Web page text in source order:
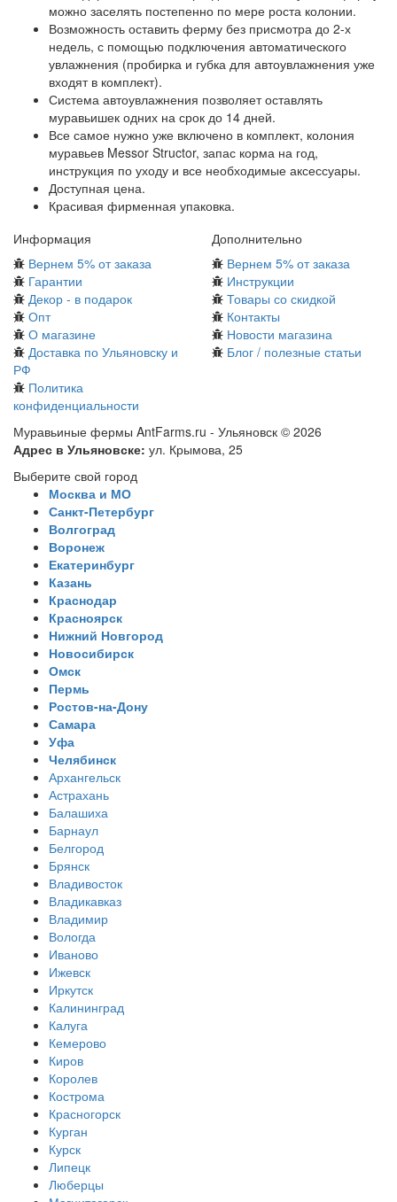
можно заселять постепенно по мере роста колонии.
Возможность оставить ферму без присмотра до 2-х
недель, с помощью подключения автоматического
увлажнения (пробирка и губка для автоувлажнения уже
входят в комплект).
Система автоувлажнения позволяет оставлять
муравьишек одних на срок до 14 дней.
Все самое нужно уже включено в комплект, колония
муравьев Messor Structor, запас корма на год,
инструкция по уходу и все необходимые аксессуары.
Доступная цена.
Красивая фирменная упаковка.
Информация
Вернем 5% от заказа
Гарантии
Декор - в подарок
Опт
О магазине
Доставка по Ульяновску и
РФ
Политика
конфиденциальности
Дополнительно
Вернем 5% от заказа
Инструкции
Товары со скидкой
Контакты
Новости магазина
Блог / полезные статьи
Муравьиные фермы AntFarms.ru - Ульяновск © 2026
Адрес в Ульяновске: ул. Крымова, 25
Выберите свой город
Москва и МО
Санкт-Петербург
Волгоград
Воронеж
Екатеринбург
Казань
Краснодар
Красноярск
Нижний Новгород
Новосибирск
Омск
Пермь
Ростов-на-Дону
Самара
Уфа
Челябинск
Архангельск
Астрахань
Балашиха
Барнаул
Белгород
Брянск
Владивосток
Владикавказ
Владимир
Вологда
Иваново
Ижевск
Иркутск
Калининград
Калуга
Кемерово
Киров
Королев
Кострома
Красногорск
Курган
Курск
Липецк
Люберцы